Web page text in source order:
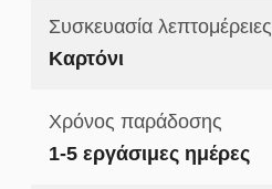
Συσκευασία λεπτομέρειες
Καρτόνι
Χρόνος παράδοσης
1-5 εργάσιμες ημέρες